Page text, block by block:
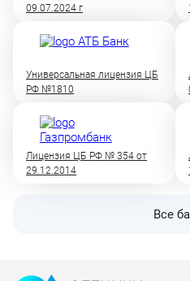
09.07.2024 г
Универсальная лицензия ЦБ
РФ №1810
Лицензия ЦБ РФ № 354 от
29.12.2014
Все